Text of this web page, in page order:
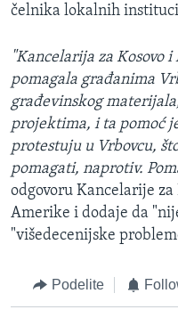
čelnika lokalnih
"Kancelarija za Kosovo
pomagala građanima
građevinskog
projektima, i ta pomoć
protestuju u Vrbovcu,
pomagati, naprotiv.
odgovoru Kancelarije
Amerike i dodaje da
"višedecenijske
Podelite